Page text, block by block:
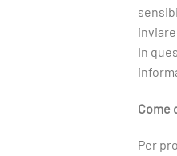
In
Come
Per